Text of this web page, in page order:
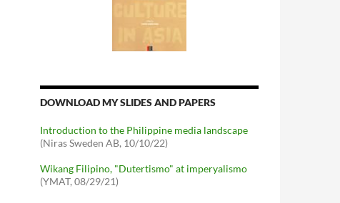
DOWNLOAD MY SLIDES AND PAPERS
Introduction to the Philippine media landscape
(Niras Sweden AB, 10/10/22)
Wikang Filipino, "Dutertismo" at imperyalismo
(YMAT, 08/29/21)